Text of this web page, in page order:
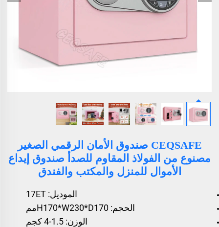
CEQSAFE صندوق الأمان الرقمي الصغير
مصنوع من الفولاذ المقاوم للصدأ صندوق إيداع
الأموال للمنزل والمكتب والفندق
الموديل: 17ET
الحجم: H170*W230*D170مم
الوزن: 1.5-4 كجم